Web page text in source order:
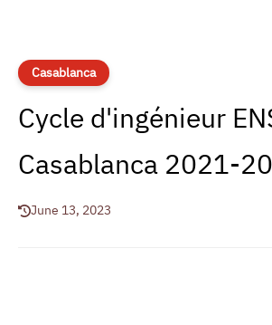
Casablanca
Cycle d'ingénieur
Casablanca 2021-
June 13, 2023